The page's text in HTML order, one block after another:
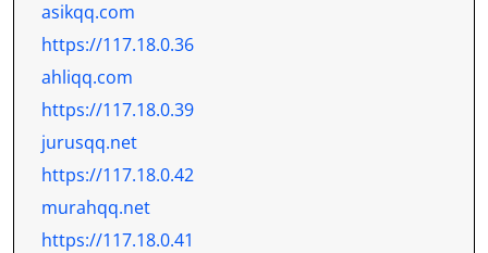
asikqq.com
https://117.18.0.36
ahliqq.com
https://117.18.0.39
jurusqq.net
https://117.18.0.42
murahqq.net
https://117.18.0.41